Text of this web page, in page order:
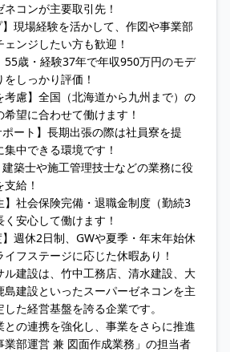
コンが主要取引先！
現場経験を活かして、作図や事業部
ンジしたい方も歓迎！
歳・経験37年で年収950万円のモデ
しっかり評価！
慮】全国（北海道から九州まで）の
望に合わせて働けます！
ート】長期出張の際は社員寮を提
中できる環境です！
築士や施工管理技士などの業務に役
給！
社会保険完備・退職金制度（勤続3
安心して働けます！
週休2日制、GWや夏季・年末年始休
フステージに応じた休暇あり！
ル建設は、竹中工務店、清水建設、大
建設といったスーパーゼネコンを主
た経営基盤を誇る企業です。
の連携を強化し、事業をさらに推進
業部運営 兼 図面作成業務」の担当者